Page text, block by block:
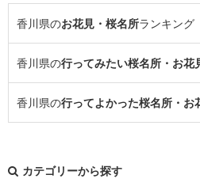
香川県のお花見・桜名所ランキング
香川県の行ってみたい桜名所・お花
香川県の行ってよかった桜名所・お
カテゴリーから探す